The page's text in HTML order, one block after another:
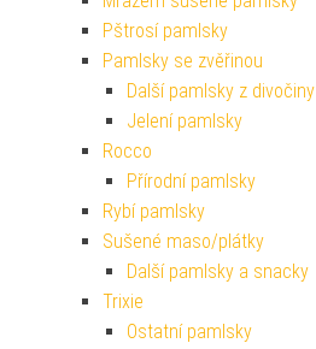
Pštrosí pamlsky
Pamlsky se zvěřinou
Další pamlsky z divočiny
Jelení pamlsky
Rocco
Přírodní pamlsky
Rybí pamlsky
Sušené maso/plátky
Další pamlsky a snacky
Trixie
Ostatní pamlsky